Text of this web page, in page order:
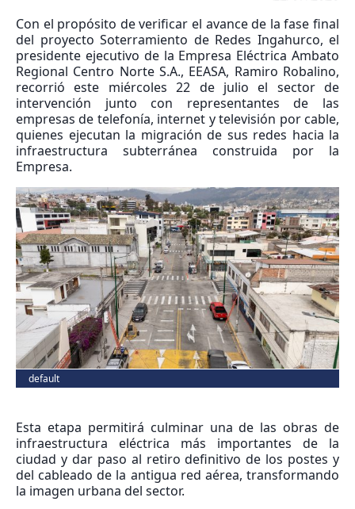
Con el propósito de verificar el avance de la fase final
del proyecto Soterramiento de Redes Ingahurco, el
presidente ejecutivo de la Empresa Eléctrica Ambato
Regional Centro Norte S.A., EEASA, Ramiro Robalino,
recorrió este miércoles 22 de julio el sector de
intervención junto con representantes de las
empresas de telefonía, internet y televisión por cable,
quienes ejecutan la migración de sus redes hacia la
infraestructura subterránea construida por la
Empresa.
default
Esta etapa permitirá culminar una de las obras de
infraestructura eléctrica más importantes de la
ciudad y dar paso al retiro definitivo de los postes y
del cableado de la antigua red aérea, transformando
la imagen urbana del sector.